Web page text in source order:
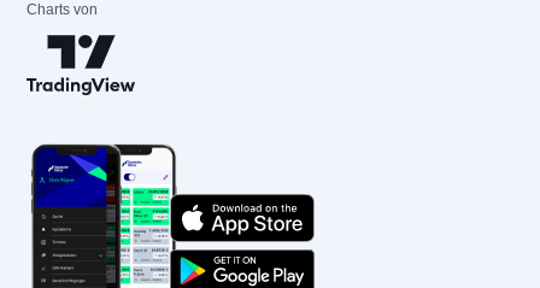
Charts von